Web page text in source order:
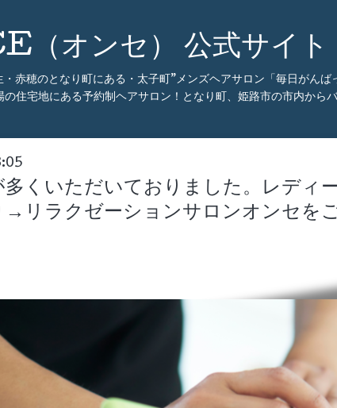
オンセ） 公式サイト
赤穂のとなり町にある・太子町”メンズヘアサロン「毎日がん
住宅地にある予約制ヘアサロン！となり町、姫路市の市内か
くいただいておりました。レディ
→リラクゼーションサロンオンセを